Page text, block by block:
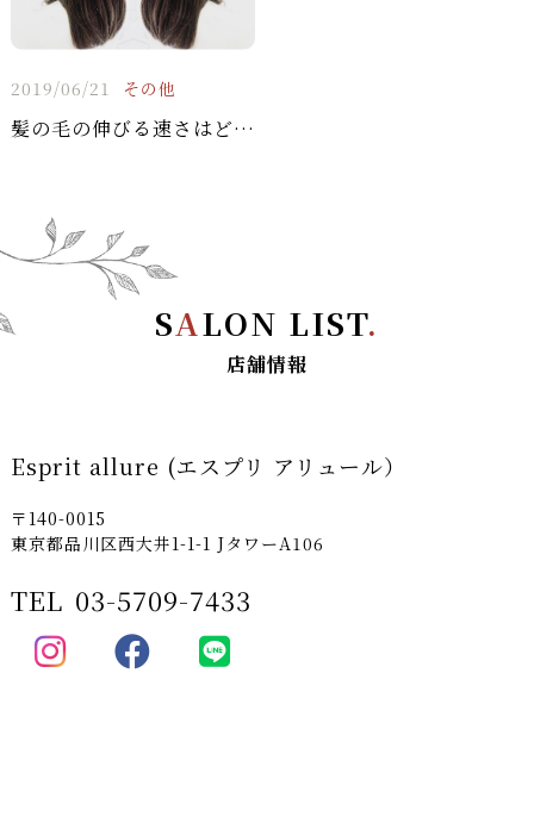
2019/06/21 その他
髪の毛の伸びる速さはどのくらいか知っていますでしょうか？
SALON LIST.
店舗情報
Esprit allure (エスプリ アリュール）
〒140-0015
東京都品川区西大井1-1-1 JタワーA106
TEL 03-5709-7433